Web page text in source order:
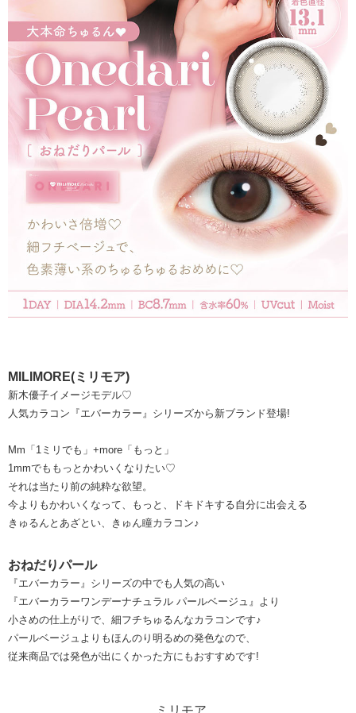
MILIMORE(ミリモア)
新木優子イメージモデル♡
人気カラコン『エバーカラー』シリーズから新ブランド登場!
Mm「1ミリでも」+more「もっと」
1mmでももっとかわいくなりたい♡
それは当たり前の純粋な欲望。
今よりもかわいくなって、もっと、ドキドキする自分に出会える
きゅるんとあざとい、きゅん瞳カラコン♪
おねだりパール
『エバーカラー』シリーズの中でも人気の高い
『エバーカラーワンデーナチュラル パールベージュ』より
小さめの仕上がりで、細フチちゅるんなカラコンです♪
パールベージュよりもほんのり明るめの発色なので、
従来商品では発色が出にくかった方にもおすすめです!
ミリモア